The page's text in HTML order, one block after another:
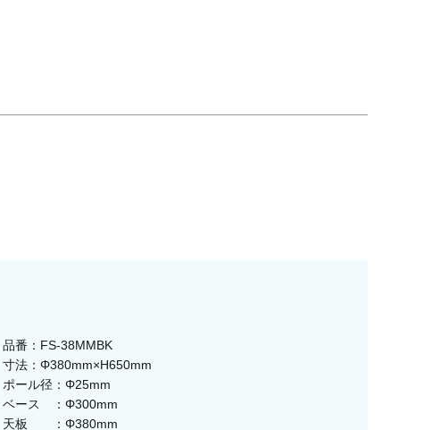
品番：FS-38MMBK
寸法：Φ380mm×H650mm
ポール径：Φ25mm
ベース ：Φ300mm
天板 ：Φ380mm